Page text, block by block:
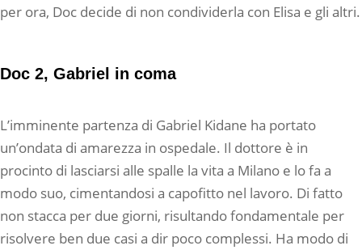
per ora, Doc decide di non condividerla con Elisa e gli altri.
Doc 2, Gabriel in coma
L’imminente partenza di Gabriel Kidane ha portato
un’ondata di amarezza in ospedale. Il dottore è in
procinto di lasciarsi alle spalle la vita a Milano e lo fa a
modo suo, cimentandosi a capofitto nel lavoro. Di fatto
non stacca per due giorni, risultando fondamentale per
risolvere ben due casi a dir poco complessi. Ha modo di